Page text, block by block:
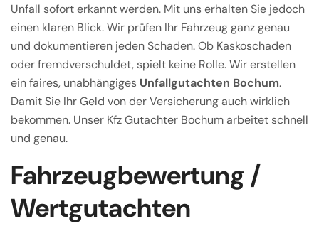
Unfall sofort erkannt werden. Mit uns erhalten Sie jedoch
einen klaren Blick. Wir prüfen Ihr Fahrzeug ganz genau
und dokumentieren jeden Schaden. Ob Kaskoschaden
oder fremdverschuldet, spielt keine Rolle. Wir erstellen
ein faires, unabhängiges Unfallgutachten Bochum.
Damit Sie Ihr Geld von der Versicherung auch wirklich
bekommen. Unser Kfz Gutachter Bochum arbeitet schnell
und genau.
Fahrzeugbewertung /
Wertgutachten